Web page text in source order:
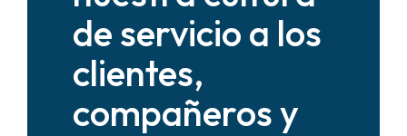
de servicio a los
clientes,
compañeros y